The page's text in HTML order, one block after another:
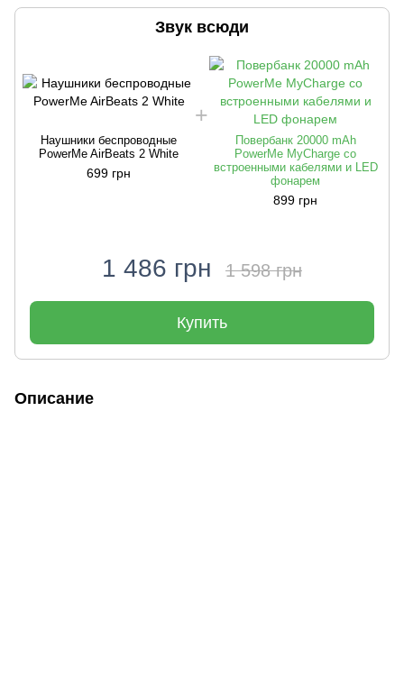
Звук всюди
Наушники беспроводные
PowerMe AirBeats 2 White
699 грн
Повербанк 20000 mAh
PowerMe MyCharge со
встроенными кабелями и LED
фонарем
899 грн
1 486 грн 1 598 грн
Купить
Описание